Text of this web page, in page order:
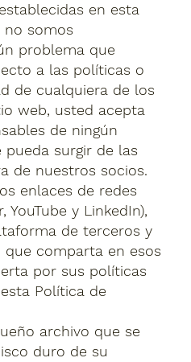
en esta
no somos
problema que
a las políticas o
de cualquiera de los
web, usted acepta
de ningún
surgir de las
de nuestros socios.
enlaces de redes
YouTube y LinkedIn),
de terceros y
comparta en esos
por sus políticas
Política de
archivo que se
duro de su